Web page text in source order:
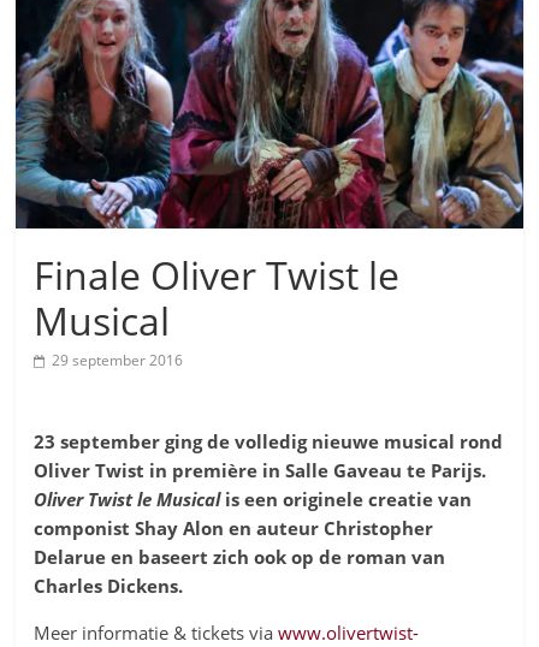
Finale Oliver Twist le
Musical
29 september 2016
23 september ging de volledig nieuwe musical rond
Oliver Twist in première in Salle Gaveau te Parijs.
Oliver Twist le Musicalis een originele creatie van
componist Shay Alon en auteur Christopher
Delarue en baseert zich ook op de roman van
Charles Dickens.
Meer informatie & tickets viawww.olivertwist-